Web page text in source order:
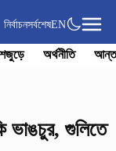
নির্বাচনসর্বশেষEN
অর্থনীতি
ভাঙচুর, গুলিতে